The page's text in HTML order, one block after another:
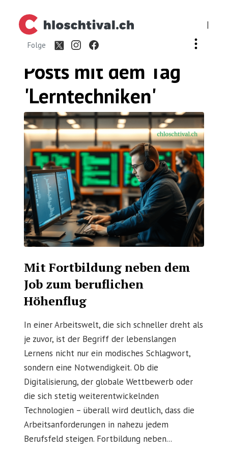
|
Folge
Posts mit dem Tag
'Lerntechniken'
Mit Fortbildung neben dem
Job zum beruflichen
Höhenflug
In einer Arbeitswelt, die sich schneller dreht als
je zuvor, ist der Begriff der lebenslangen
Lernens nicht nur ein modisches Schlagwort,
sondern eine Notwendigkeit. Ob die
Digitalisierung, der globale Wettbewerb oder
die sich stetig weiterentwickelnden
Technologien – überall wird deutlich, dass die
Arbeitsanforderungen in nahezu jedem
Berufsfeld steigen. Fortbildung neben...